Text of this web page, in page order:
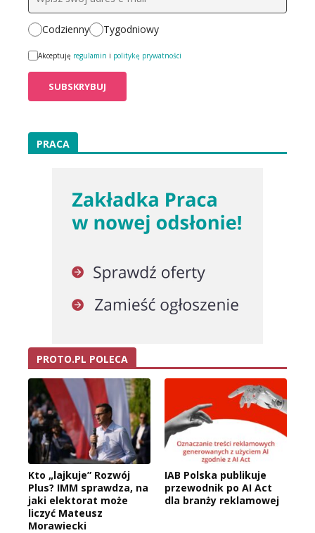
Codzienny Tygodniowy
Akceptuję regulamin i politykę prywatności
PRACA
PROTO.PL POLECA
Kto „lajkuje” Rozwój
Plus? IMM sprawdza, na
jaki elektorat może
liczyć Mateusz
Morawiecki
IAB Polska publikuje
przewodnik po AI Act
dla branży reklamowej